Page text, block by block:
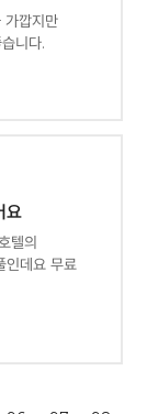
가깝지만
니다.
요
텔의
인데요 무료